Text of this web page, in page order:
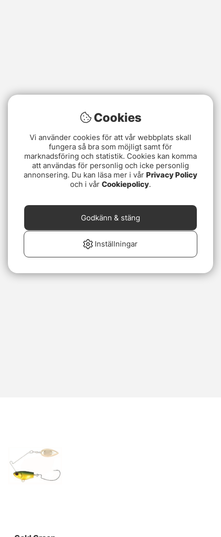
Cookies
Vi använder cookies för att vår webbplats skall
fungera så bra som möjligt samt för
marknadsföring och statistik. Cookies kan komma
att användas för personlig och icke personlig
annonsering. Du kan läsa mer i vår Privacy Policy
och i vår Cookiepolicy.
Inställningar
Godkänn & stäng